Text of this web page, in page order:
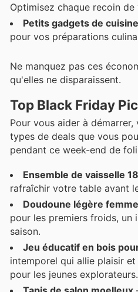
Optimisez chaque recoin de
Petits gadgets de cuisine
pour vos préparations
Ne manquez pas ces
qu'elles ne disparaissent.
Top Black Friday
Pour vous aider à
types de deals que vous
pendant ce week-end de
Ensemble de vaisselle
rafraîchir votre table avant
Doudoune légère femme
pour les premiers froids, un
saison.
Jeu éducatif en bois
intemporel qui allie plaisir
pour les jeunes explorateurs.